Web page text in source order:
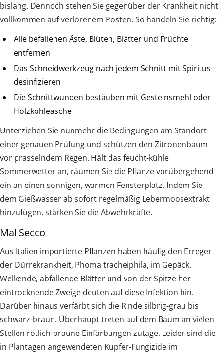
bislang. Dennoch stehen Sie gegenüber der Krankheit nicht
vollkommen auf verlorenem Posten. So handeln Sie richtig:
Alle befallenen Äste, Blüten, Blätter und Früchte
entfernen
Das Schneidwerkzeug nach jedem Schnitt mit Spiritus
desinfizieren
Die Schnittwunden bestäuben mit Gesteinsmehl oder
Holzkohleasche
Unterziehen Sie nunmehr die Bedingungen am Standort
einer genauen Prüfung und schützen den Zitronenbaum
vor prasselndem Regen. Hält das feucht-kühle
Sommerwetter an, räumen Sie die Pflanze vorübergehend
ein an einen sonnigen, warmen Fensterplatz. Indem Sie
dem Gießwasser ab sofort regelmäßig Lebermoosextrakt
hinzufügen, stärken Sie die Abwehrkräfte.
Mal Secco
Aus Italien importierte Pflanzen haben häufig den Erreger
der Dürrekrankheit, Phoma tracheiphila, im Gepäck.
Welkende, abfallende Blätter und von der Spitze her
eintrocknende Zweige deuten auf diese Infektion hin.
Darüber hinaus verfärbt sich die Rinde silbrig-grau bis
schwarz-braun. Überhaupt treten auf dem Baum an vielen
Stellen rötlich-braune Einfärbungen zutage. Leider sind die
in Plantagen angewendeten Kupfer-Fungizide im